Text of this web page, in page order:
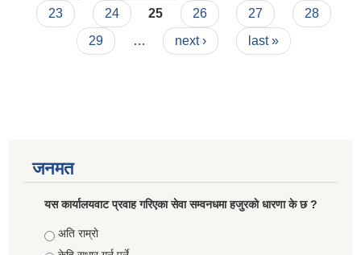
23
24 25 26 27
28
29
… next › last »
जनमत
यस कार्यालयवाट प्रवाह गरिएका सेवा सम्वनधमा हजुरकाे धारणा के छ ?
Choices
अति राम्राे